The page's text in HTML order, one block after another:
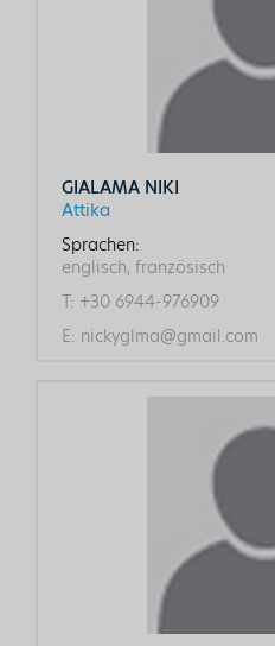
GIALAMA NIKI
Attika
Sprachen:
englisch, französisch
T: +30 6944-976909
E: nickyglma@gmail.com